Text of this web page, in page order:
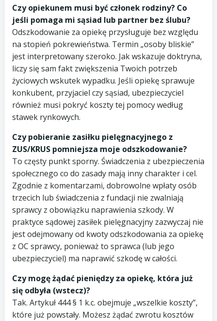
Czy opiekunem musi być członek rodziny? Co
jeśli pomaga mi sąsiad lub partner bez ślubu?
Odszkodowanie za opiekę przysługuje bez względu
na stopień pokrewieństwa. Termin „osoby bliskie”
jest interpretowany szeroko. Jak wskazuje doktryna,
liczy się sam fakt zwiększenia Twoich potrzeb
życiowych wskutek wypadku. Jeśli opiekę sprawuje
konkubent, przyjaciel czy sąsiad, ubezpieczyciel
również musi pokryć koszty tej pomocy według
stawek rynkowych.
Czy pobieranie zasiłku pielęgnacyjnego z
ZUS/KRUS pomniejsza moje odszkodowanie?
To częsty punkt sporny. Świadczenia z ubezpieczenia
społecznego co do zasady mają inny charakter i cel.
Zgodnie z komentarzami, dobrowolne wpłaty osób
trzecich lub świadczenia z fundacji nie zwalniają
sprawcy z obowiązku naprawienia szkody. W
praktyce sądowej zasiłek pielęgnacyjny zazwyczaj nie
jest odejmowany od kwoty odszkodowania za opiekę
z OC sprawcy, ponieważ to sprawca (lub jego
ubezpieczyciel) ma naprawić szkodę w całości.
Czy mogę żądać pieniędzy za opiekę, która już
się odbyła (wstecz)?
Tak. Artykuł 444 § 1 k.c. obejmuje „wszelkie koszty”,
które już powstały. Możesz żądać zwrotu kosztów